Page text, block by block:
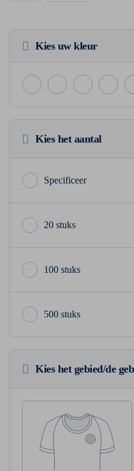
Kies uw kleur
Kies het aantal
20 stuks
100 stuks
500 stuks
Kies het gebied/de